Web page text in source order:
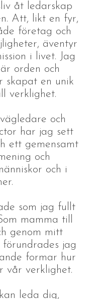
åt ledarskap
Att, likt en fyr,
företag och
äventyr
i livet. Jag
orden och
skapat en unik
verklighet.
och
har jag sett
ett gemensamt
och
och i
som jag fullt
mamma till
genom mitt
jag
formar hur
vår verklighet.
leda dig,